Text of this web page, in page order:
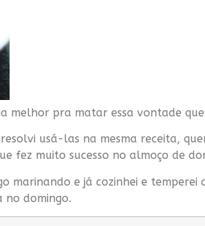
melhor pra matar essa vontade
usá-las na mesma receita,
fez muito sucesso no almoço de
e já cozinhei e temperei
no domingo.